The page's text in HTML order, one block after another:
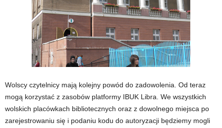
Wolscy czytelnicy mają kolejny powód do zadowolenia. Od teraz
mogą korzystać z zasobów platformy IBUK Libra. We wszystkich
wolskich placówkach bibliotecznych oraz z dowolnego miejsca po
zarejestrowaniu się i podaniu kodu do autoryzacji będziemy mogli